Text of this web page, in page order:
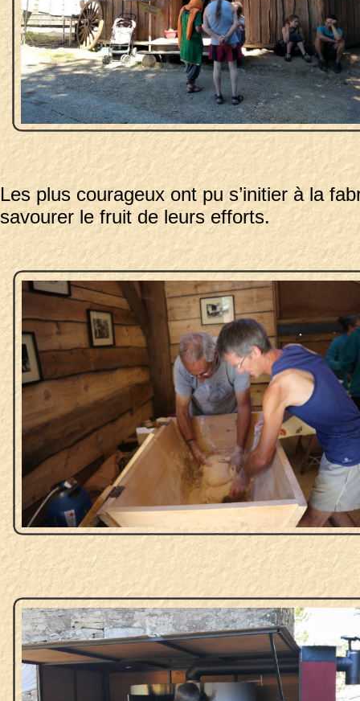
Les plus courageux ont pu s’initier à la
savourer le fruit de leurs efforts.